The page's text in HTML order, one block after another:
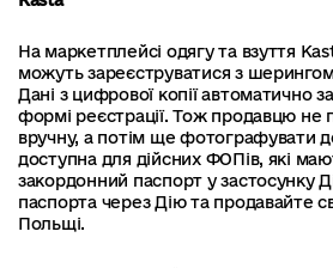
На маркетплейсі одягу та взуття
можуть зареєструватися з
Дані з цифрової копії автоматично
формі реєстрації. Тож продавцю не
вручну, а потім ще фотографувати
доступна для дійсних ФОПів, які
закордонний паспорт у застосунку
паспорта через Дію та продавайте
Польщі.